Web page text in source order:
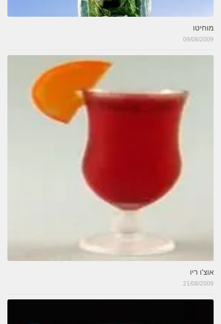
מוחיטו
09/08/2009
אוצ'ו ריו
21/08/2009